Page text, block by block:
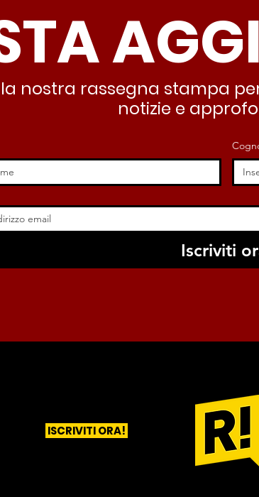
deve garantire
dignità”
nostra rassegna stampa
notizie e
Iscriviti
ISCRIVITI ORA!